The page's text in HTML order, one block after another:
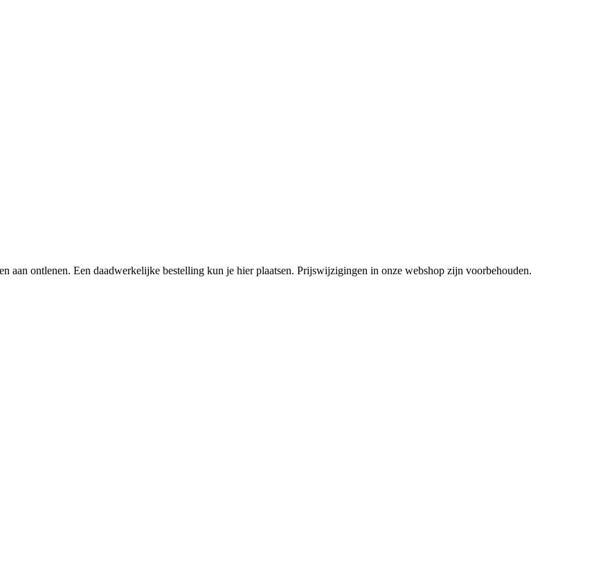
aan ontlenen. Een daadwerkelijke bestelling kun je hier plaatsen. Prijswijzigingen in onze webshop zijn voorbehouden.